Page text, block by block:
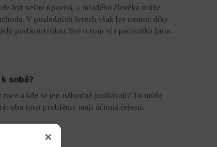
být velmi úporná, a mladého člověka může
V posledních letech však lze nemoc díky
pod kontrolou. Své o tom ví i pacientka Jana.
sobě?
a kde se jen náhodně potkávají? To může
oba tyto problémy mají účinná řešení.